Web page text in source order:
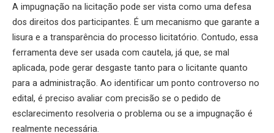
A impugnação na licitação pode ser vista como uma defesa
dos direitos dos participantes. É um mecanismo que garante a
lisura e a transparência do processo licitatório. Contudo, essa
ferramenta deve ser usada com cautela, já que, se mal
aplicada, pode gerar desgaste tanto para o licitante quanto
para a administração. Ao identificar um ponto controverso no
edital, é preciso avaliar com precisão se o pedido de
esclarecimento resolveria o problema ou se a impugnação é
realmente necessária.